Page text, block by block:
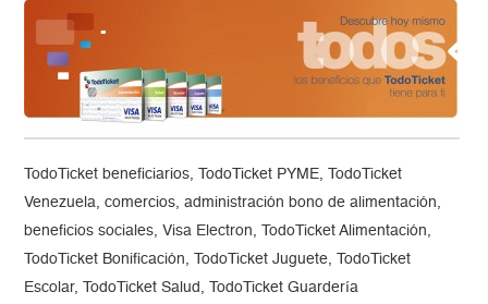
TodoTicket beneficiarios, TodoTicket PYME, TodoTicket
Venezuela, comercios, administración bono de alimentación,
beneficios sociales, Visa Electron, TodoTicket Alimentación,
TodoTicket Bonificación, TodoTicket Juguete, TodoTicket
Escolar, TodoTicket Salud, TodoTicket Guardería